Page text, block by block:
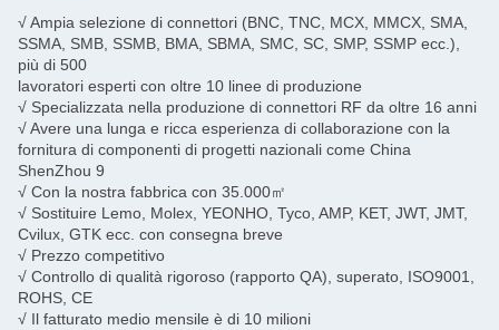
√ Ampia selezione di connettori (BNC, TNC, MCX, MMCX, SMA,
SSMA, SMB, SSMB, BMA, SBMA, SMC, SC, SMP, SSMP ecc.),
più di 500
lavoratori esperti con oltre 10 linee di produzione
√ Specializzata nella produzione di connettori RF da oltre 16 anni
√ Avere una lunga e ricca esperienza di collaborazione con la
fornitura di componenti di progetti nazionali come China
ShenZhou 9
√ Con la nostra fabbrica con 35.000㎡
√ Sostituire Lemo, Molex, YEONHO, Tyco, AMP, KET, JWT, JMT,
Cvilux, GTK ecc. con consegna breve
√ Prezzo competitivo
√ Controllo di qualità rigoroso (rapporto QA), superato, ISO9001,
ROHS, CE
√ Il fatturato medio mensile è di 10 milioni